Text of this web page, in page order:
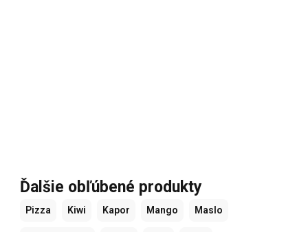
Ďalšie obľúbené produkty
Pizza Kiwi Kapor Mango Maslo